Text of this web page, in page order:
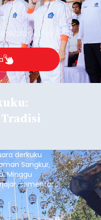
09/2026 - 17:09
derkuku
Sangkur,
Minggu
sementara
burung masing-
ramai oleh
menjadi